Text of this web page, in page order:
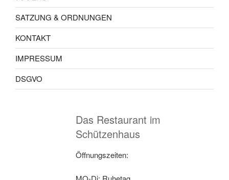
SATZUNG & ORDNUNGEN
KONTAKT
IMPRESSUM
DSGVO
Das Restaurant im
Schützenhaus
Öffnungszeiten: